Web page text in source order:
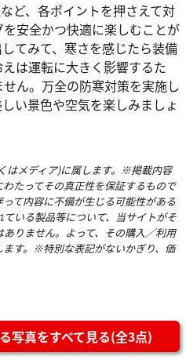
ど、各ポイントを押さえて対
安全かつ快適に楽しむことが
てみて、寒さを感じたら装備
は運転に大きく影響するた
ん。万全の防寒対策を実施し
い景色や空気を楽しみましょ
はメディア)に属します。※掲載内容
たってその真正性を保証するもので
て内容に不備が生じる可能性がある
いる製品等について、当サイトがそ
りません。よって、その購入／利用
す。※特別な表記がないかぎり、価
写真をすべて見る(全3点)